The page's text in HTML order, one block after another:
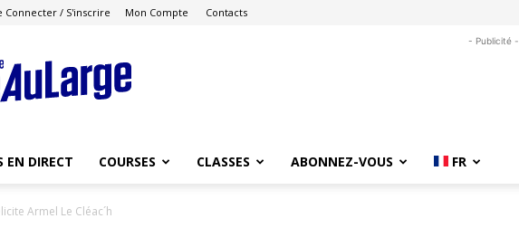
Connecter / S'inscrire Mon Compte Contacts
Course
au
Large
- Publicité -
EN DIRECT COURSES CLASSES ABONNEZ-VOUS FR
Armel Le Cléac´h